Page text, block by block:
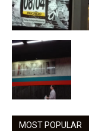
MOST POPULAR